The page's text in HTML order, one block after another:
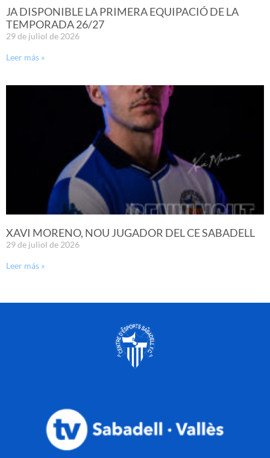
JA DISPONIBLE LA PRIMERA EQUIPACIÓ DE LA
TEMPORADA 26/27
29 de juliol de 2026
Leer más »
XAVI MORENO, NOU JUGADOR DEL CE SABADELL
29 de juliol de 2026
Leer más »